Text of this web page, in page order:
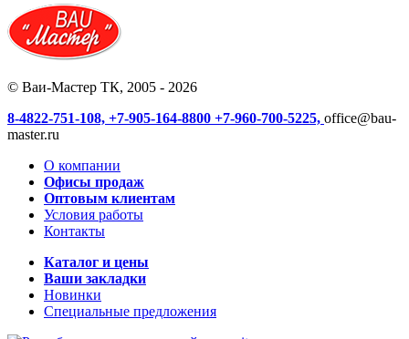
© Ваи-Мастер ТК, 2005 - 2026
8-4822-751-108, +7-905-164-8800 +7-960-700-5225, office@bau-
master.ru
О компании
Офисы продаж
Оптовым клиентам
Условия работы
Контакты
Каталог и цены
Ваши закладки
Новинки
Специальные предложения